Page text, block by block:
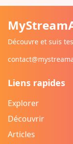
Découvre et suis
Liens rapides
Explorer
Découvrir
Articles